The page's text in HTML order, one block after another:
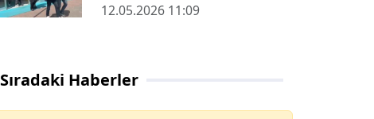
12.05.2026 11:09
Sıradaki Haberler